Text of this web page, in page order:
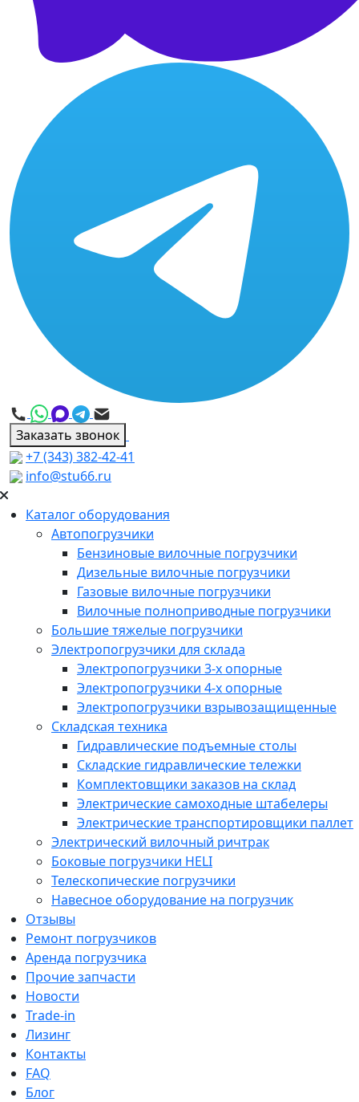
Заказать звонок
+7 (343) 382-42-41
info@stu66.ru
Каталог оборудования
Автопогрузчики
Бензиновые вилочные погрузчики
Дизельные вилочные погрузчики
Газовые вилочные погрузчики
Вилочные полноприводные погрузчики
Большие тяжелые погрузчики
Электропогрузчики для склада
Электропогрузчики 3-х опорные
Электропогрузчики 4-х опорные
Электропогрузчики взрывозащищенные
Складская техника
Гидравлические подъемные столы
Складские гидравлические тележки
Комплектовщики заказов на склад
Электрические самоходные штабелеры
Электрические транспортировщики паллет
Электрический вилочный ричтрак
Боковые погрузчики HELI
Телескопические погрузчики
Навесное оборудование на погрузчик
Отзывы
Ремонт погрузчиков
Аренда погрузчика
Прочие запчасти
Новости
Trade-in
Лизинг
Контакты
FAQ
Блог